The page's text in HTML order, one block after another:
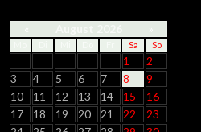
« »
Sa So
1
2
3
4 5 6 7 8
9
10
11 12 13 14 15
16
17
18 19 20 21 22
23